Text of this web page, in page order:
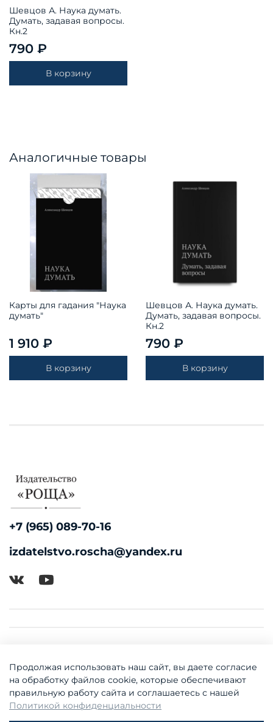
Шевцов А. Наука думать.
Думать, задавая вопросы.
Кн.2
790 ₽
В корзину
Аналогичные товары
Карты для гадания "Наука
думать"
1 910 ₽
В корзину
Шевцов А. Наука думать.
Думать, задавая вопросы.
Кн.2
790 ₽
В корзину
+7 (965) 089-70-16
izdatelstvo.roscha@yandex.ru
Продолжая использовать наш сайт, вы даете согласие
на обработку файлов cookie, которые обеспечивают
правильную работу сайта и соглашаетесь с нашей
Политикой конфиденциальности